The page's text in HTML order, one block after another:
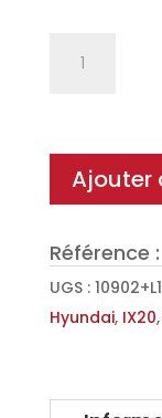
barres
toit
Aéro
en
Kia
Ajouter
Référence :
UGS :
Hyundai, IX20,